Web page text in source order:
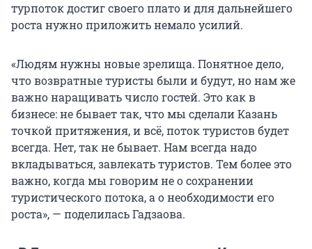
турпоток достиг своего плато и для дальнейшего
роста нужно приложить немало усилий.
«Людям нужны новые зрелища. Понятное дело,
что возвратные туристы были и будут, но нам же
важно наращивать число гостей. Это как в
бизнесе: не бывает так, что мы сделали Казань
точкой притяжения, и всё, поток туристов будет
всегда. Нет, так не бывает. Нам всегда надо
вкладываться, завлекать туристов. Тем более это
важно, когда мы говорим не о сохранении
туристического потока, а о необходимости его
роста», — поделилась Гадзаова.